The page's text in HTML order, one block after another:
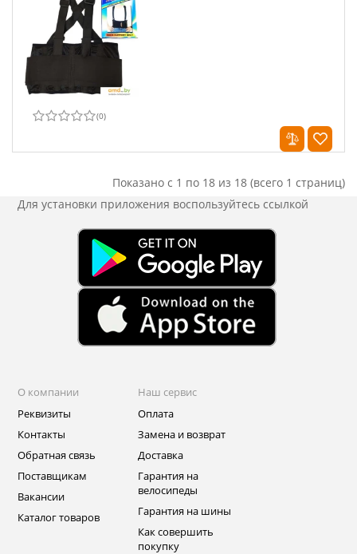
(0)
Показано с 1 по 18 из 18 (всего 1 страниц)
Для установки приложения воспользуйтесь ссылкой
О компании
Реквизиты
Контакты
Обратная связь
Поставщикам
Вакансии
Каталог товаров
Наш сервис
Оплата
Замена и возврат
Доставка
Гарантия на
велосипеды
Гарантия на шины
Как совершить
покупку